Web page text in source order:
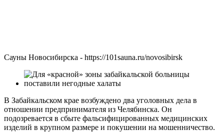
Сауны Новосибирска - https://101sauna.ru/novosibirsk
В Забайкальском крае возбуждено два уголовных дела в
отношении предпринимателя из Челябинска. Он
подозревается в сбыте фальсифицированных медицинских
изделий в крупном размере и покушении на мошенничество.